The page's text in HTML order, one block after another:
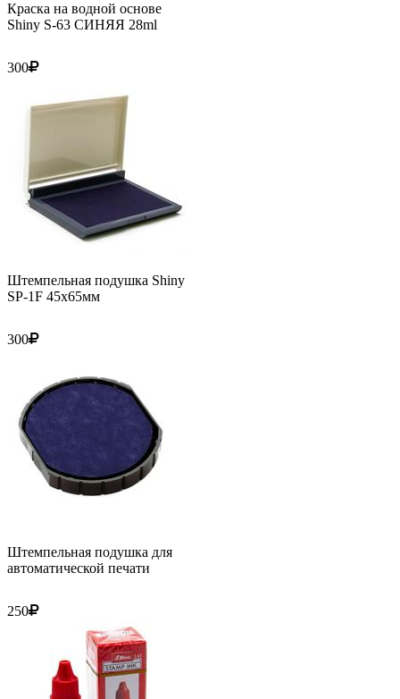
Краска на водной основе
Shiny S-63 СИНЯЯ 28ml
300
Штемпельная подушка Shiny
SP-1F 45х65мм
300
Штемпельная подушка для
автоматической печати
250